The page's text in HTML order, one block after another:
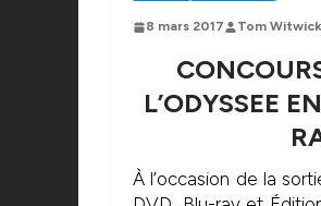
8 mars 2017 Tom
L’ODYSSEE
À l’occasion de la